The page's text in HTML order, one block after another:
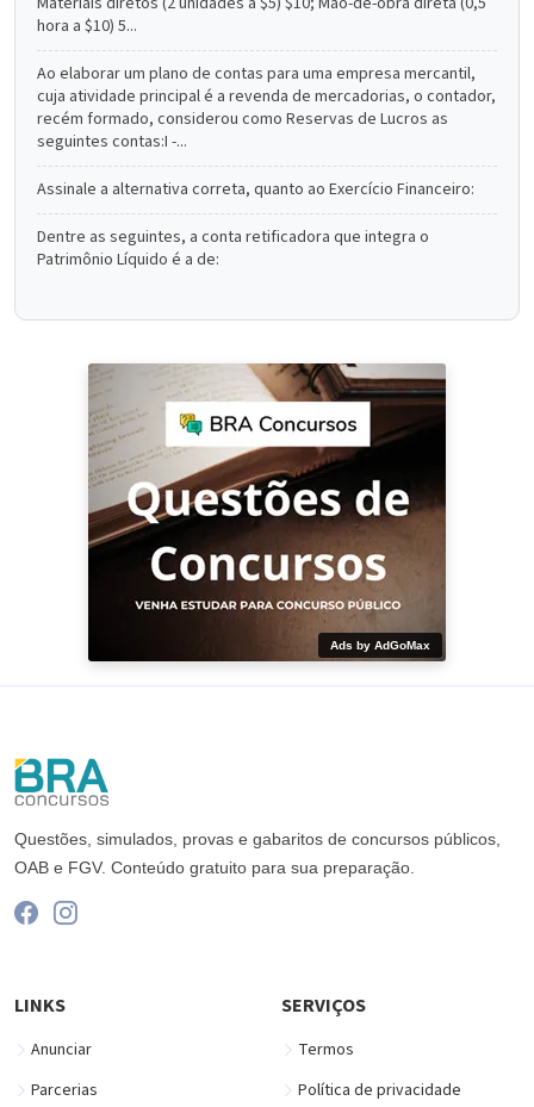
hora a $10) 5...
Ao elaborar um plano de contas para uma empresa mercantil,
cuja atividade principal é a revenda de mercadorias, o contador,
recém formado, considerou como Reservas de Lucros as
seguintes contas:I -...
Assinale a alternativa correta, quanto ao Exercício Financeiro:
Dentre as seguintes, a conta retificadora que integra o
Patrimônio Líquido é a de:
Ads by AdGoMax
Questões, simulados, provas e gabaritos de concursos públicos,
OAB e FGV. Conteúdo gratuito para sua preparação.
LINKS
Anunciar
Parcerias
SERVIÇOS
Termos
Política de privacidade